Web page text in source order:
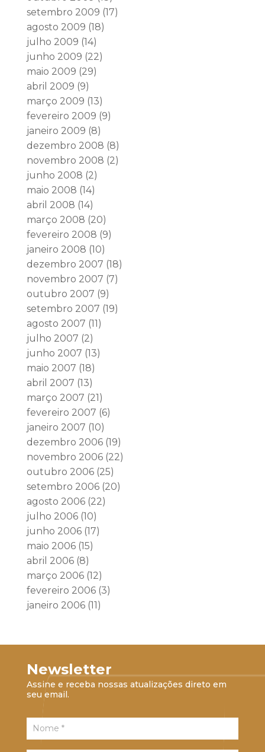
setembro 2009 (17)
agosto 2009 (18)
julho 2009 (14)
junho 2009 (22)
maio 2009 (29)
abril 2009 (9)
março 2009 (13)
fevereiro 2009 (9)
janeiro 2009 (8)
dezembro 2008 (8)
novembro 2008 (2)
junho 2008 (2)
maio 2008 (14)
abril 2008 (14)
março 2008 (20)
fevereiro 2008 (9)
janeiro 2008 (10)
dezembro 2007 (18)
novembro 2007 (7)
outubro 2007 (9)
setembro 2007 (19)
agosto 2007 (11)
julho 2007 (2)
junho 2007 (13)
maio 2007 (18)
abril 2007 (13)
março 2007 (21)
fevereiro 2007 (6)
janeiro 2007 (10)
dezembro 2006(19)
novembro 2006(22)
outubro 2006(25)
setembro 2006(20)
agosto 2006(22)
julho 2006(10)
junho 2006(17)
maio 2006(15)
abril 2006(8)
março 2006(12)
fevereiro 2006(3)
janeiro 2006(11)
Newsletter
Assine e receba nossas atualizações direto em
seu email.